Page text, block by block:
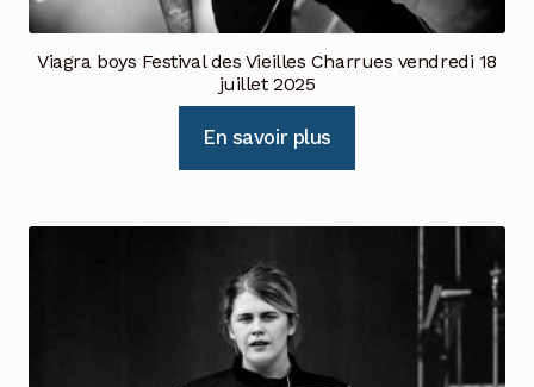
Viagra boys Festival des Vieilles Charrues vendredi 18
juillet 2025
En savoir plus